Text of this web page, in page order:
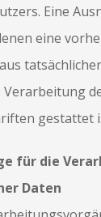
Eine
eine
Verarbeitung
gestattet
für die
Daten